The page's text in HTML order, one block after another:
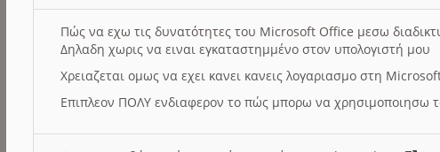
Πώς να εχω τις δυνατότητες του Microsoft Office μεσω
Δηλαδη χωρις να ειναι εγκαταστημμένο στον υπολογιστή μου
Χρειαζεται ομως να εχει κανει κανεις λογαριασμο στη
Επιπλεον ΠΟΛΥ ενδιαφερον το πώς μπορω να χρησιμοποιησω